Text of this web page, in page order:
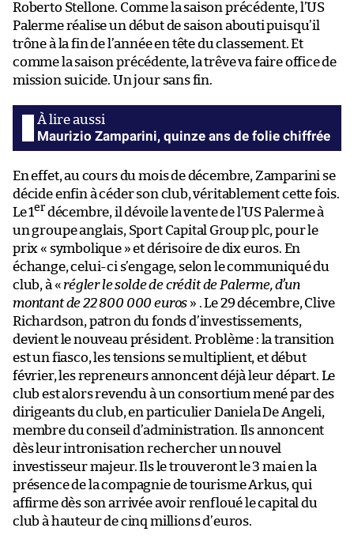
Roberto Stellone. Comme la saison précédente, l’US
Palerme réalise un début de saison abouti puisqu’il
trône à la fin de l’année en tête du classement. Et
comme la saison précédente, la trêve va faire office de
mission suicide. Un jour sans fin.
Maurizio Zamparini, quinze ans de folie chiffrée
En effet, au cours du mois de décembre, Zamparini se
décide enfin à céder son club, véritablement cette fois.
Le 1er décembre, il dévoile la vente de l’US Palerme à
un groupe anglais, Sport Capital Group plc, pour le
prix « symbolique » et dérisoire de dix euros. En
échange, celui-ci s’engage, selon le communiqué du
club, à « régler le solde de crédit de Palerme, d’un
montant de 22 800 000 euros » . Le 29 décembre, Clive
Richardson, patron du fonds d’investissements,
devient le nouveau président. Problème : la transition
est un fiasco, les tensions se multiplient, et début
février, les repreneurs annoncent déjà leur départ. Le
club est alors revendu à un consortium mené par des
dirigeants du club, en particulier Daniela De Angeli,
membre du conseil d’administration. Ils annoncent
dès leur intronisation rechercher un nouvel
investisseur majeur. Ils le trouveront le 3 mai en la
présence de la compagnie de tourisme Arkus, qui
affirme dès son arrivée avoir renfloué le capital du
club à hauteur de cinq millions d’euros.